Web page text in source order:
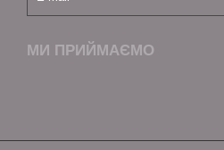
МИ ПРИЙМАЄМО